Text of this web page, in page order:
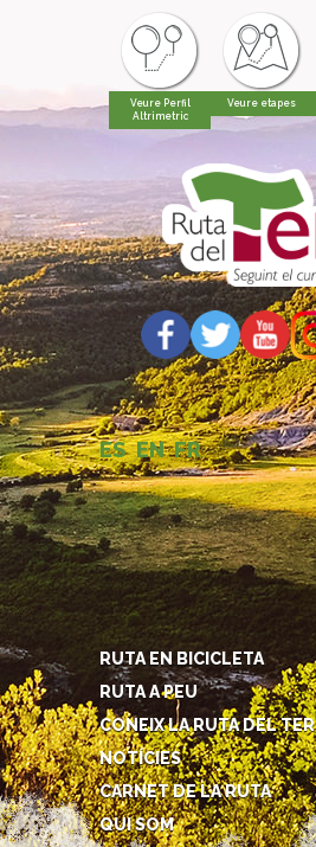
Veure Perfil
Altrimetric
Veure etapes
ES EN FR
RUTA EN BICICLETA
RUTA A PEU
CONEIX LA RUTA DEL TER
NOTÍCIES
CARNET DE LA RUTA
QUI SOM